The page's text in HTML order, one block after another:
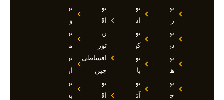
تور
روسیه
تور
دبی
تور
هند
تور
چین
تور
استانبول
تور
کیش
تور
بالی
تور
آنتالیا
تور
اقساطی
روسیه
تور
اقساطی
چین
تور
اقساطی
تور
وان
تور
مارماریس
تور
ازمیر
تور
بدروم